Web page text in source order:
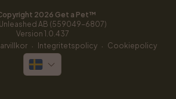
2026 Get a Pet™
AB (559049-6807)
Version 1.0.437
· Integritetspolicy · Cookiepolicy